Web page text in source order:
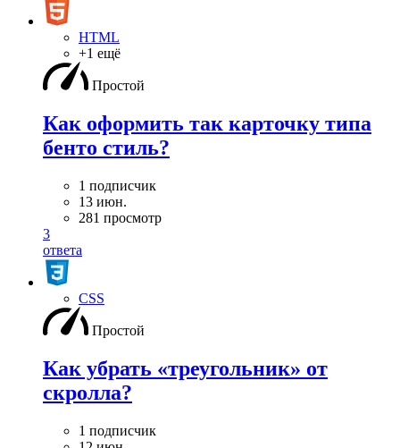
HTML
+1 ещё
Простой
Как оформить так карточку типа
бенто стиль?
1 подписчик
13 июн.
281 просмотр
3
ответа
CSS
Простой
Как убрать «треугольник» от
скролла?
1 подписчик